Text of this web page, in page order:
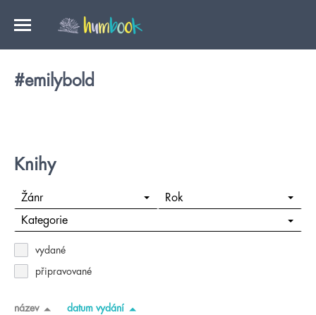
#emilybold
Knihy
Žánr Rok
Kategorie
vydané
připravované
název datum vydání